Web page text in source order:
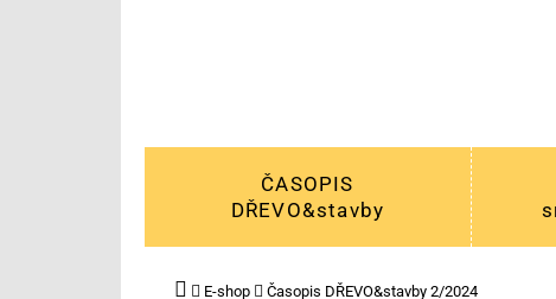
ČASOPIS
DŘEVO&stavby
E-shop Časopis DŘEVO&stavby 2/2024